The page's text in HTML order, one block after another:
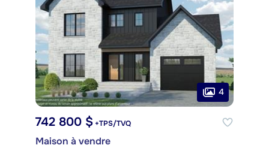
4
742 800 $ +TPS/TVQ
Maison à vendre